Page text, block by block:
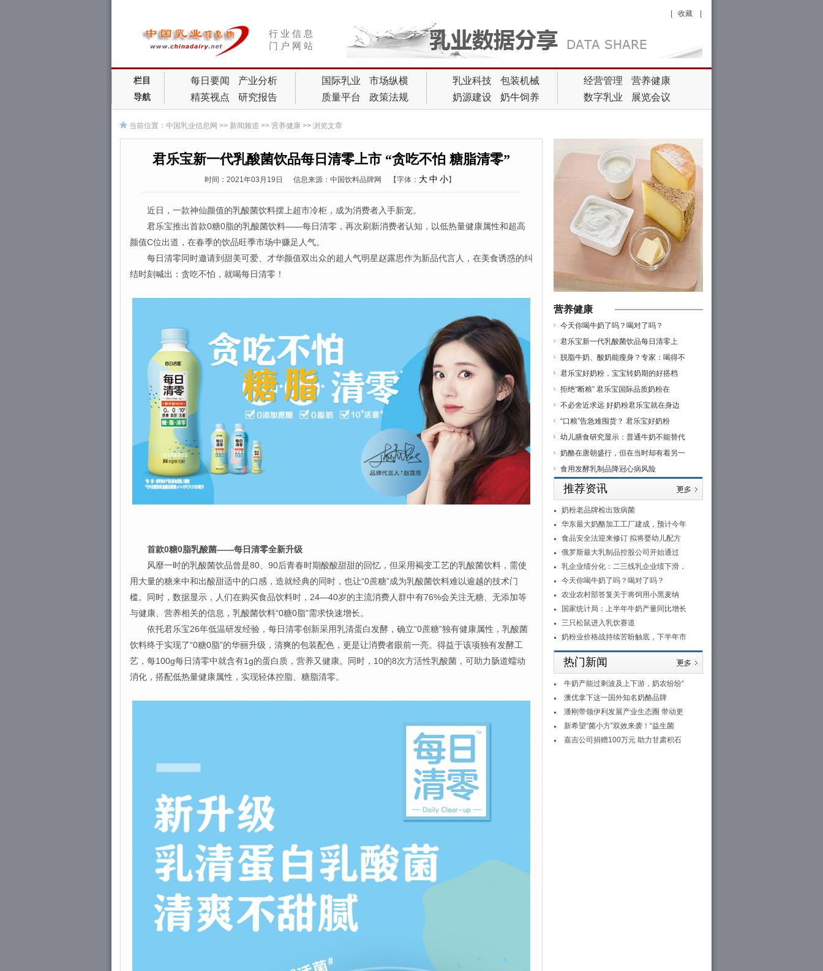
行 业 信 息
门 户 网 站
收藏
栏目
导航
每日要闻
产业分析
精英视点
研究报告
国际乳业
市场纵横
质量平台
政策法规
乳业科技
包装机械
奶源建设
奶牛饲养
经营管理
营养健康
数字乳业
展览会议
当前位置： 中国乳业信息网 >> 新闻频道 >> 营养健康 >> 浏览文章
君乐宝新一代乳酸菌饮品每日清零上市 “贪吃不怕 糖脂清零”
时间：2021年03月19日 信息来源：中国饮料品牌网 【字体： 大 中 小】
近日，一款神仙颜值的乳酸菌饮料摆上超市冷柜，成为消费者入手新宠。
君乐宝推出首款0糖0脂的乳酸菌饮料——每日清零，再次刷新消费者认知，以低热量健康属性和超高
颜值C位出道，在春季的饮品旺季市场中赚足人气。
每日清零同时邀请到甜美可爱、才华颜值双出众的超人气明星赵露思作为新品代言人，在美食诱惑的纠
结时刻喊出：贪吃不怕，就喝每日清零！
首款0糖0脂乳酸菌——每日清零全新升级
风靡一时的乳酸菌饮品曾是80、90后青春时期酸酸甜甜的回忆，但采用褐变工艺的乳酸菌饮料，需使
用大量的糖来中和出酸甜适中的口感，造就经典的同时，也让“0蔗糖”成为乳酸菌饮料难以逾越的技术门
槛。同时，数据显示，人们在购买食品饮料时，24—40岁的主流消费人群中有76%会关注无糖、无添加等
与健康、营养相关的信息，乳酸菌饮料“0糖0脂”需求快速增长。
依托君乐宝26年低温研发经验，每日清零创新采用乳清蛋白发酵，确立“0蔗糖”独有健康属性，乳酸菌
饮料终于实现了“0糖0脂”的华丽升级，清爽的包装配色，更是让消费者眼前一亮。得益于该项独有发酵工
艺，每100g每日清零中就含有1g的蛋白质，营养又健康。同时，10的8次方活性乳酸菌，可助力肠道蠕动
消化，搭配低热量健康属性，实现轻体控脂、糖脂清零。
营养健康
今天你喝牛奶了吗？喝对了吗？
君乐宝新一代乳酸菌饮品每日清零上
脱脂牛奶、酸奶能瘦身？专家：喝得不
君乐宝好奶粉，宝宝转奶期的好搭档
拒绝“断粮” 君乐宝国际品质奶粉在
不必舍近求远 好奶粉君乐宝就在身边
“口粮”告急难囤货？ 君乐宝好奶粉
幼儿膳食研究显示：普通牛奶不能替代
奶酪在唐朝盛行，但在当时却有着另一
食用发酵乳制品降冠心病风险
推荐资讯
奶粉老品牌检出致病菌
华东最大奶酪加工工厂建成，预计今年
食品安全法迎来修订 拟将婴幼儿配方
俄罗斯最大乳制品控股公司开始通过
乳企业绩分化：二三线乳企业绩下滑，
今天你喝牛奶了吗？喝对了吗？
农业农村部答复关于将饲用小黑麦纳
国家统计局：上半年牛奶产量同比增长
三只松鼠进入乳饮赛道
奶粉业价格战持续苦盼触底，下半年市
热门新闻
牛奶产能过剩波及上下游，奶农纷纷“
澳优拿下这一国外知名奶酪品牌
潘刚带领伊利发展产业生态圈 带动更
新希望“菌小方”双效来袭！“益生菌
嘉吉公司捐赠100万元 助力甘肃积石